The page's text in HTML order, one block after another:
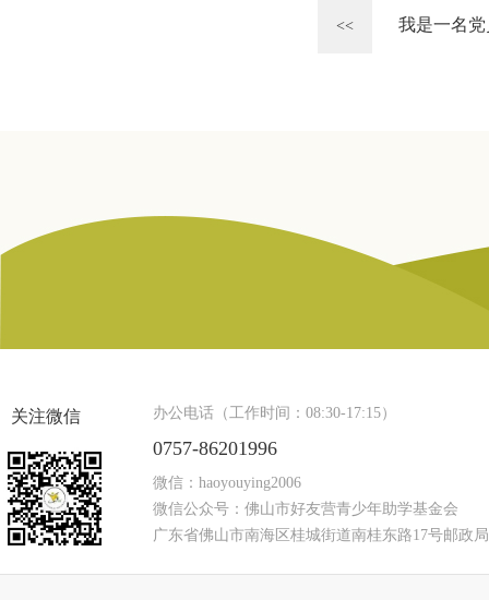
<< 我是一名
关注微信 办公电话（工作时间：08:30-17:15）
0757-86201996
微信：haoyouying2006
微信公众号：佛山市好友营青少年助学基金会
广东省佛山市南海区桂城街道南桂东路17号邮政